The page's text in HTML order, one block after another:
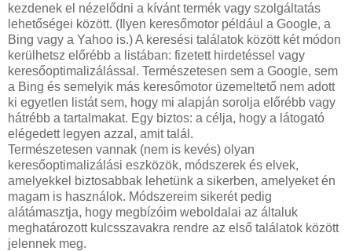
kezdenek el nézelődni a kívánt termék vagy szolgáltatás
lehetőségei között. (Ilyen keresőmotor például a Google, a
Bing vagy a Yahoo is.) A keresési találatok között két módon
kerülhetsz előrébb a listában: fizetett hirdetéssel vagy
keresőoptimalizálással. Természetesen sem a Google, sem
a Bing és semelyik más keresőmotor üzemeltető nem adott
ki egyetlen listát sem, hogy mi alapján sorolja előrébb vagy
hátrébb a tartalmakat. Egy biztos: a célja, hogy a látogató
elégedett legyen azzal, amit talál.
Természetesen vannak (nem is kevés) olyan
keresőoptimalizálási eszközök, módszerek és elvek,
amelyekkel biztosabbak lehetünk a sikerben, amelyeket én
magam is használok. Módszereim sikerét pedig
alátámasztja, hogy megbízóim weboldalai az általuk
meghatározott kulcsszavakra rendre az első találatok között
jelennek meg.